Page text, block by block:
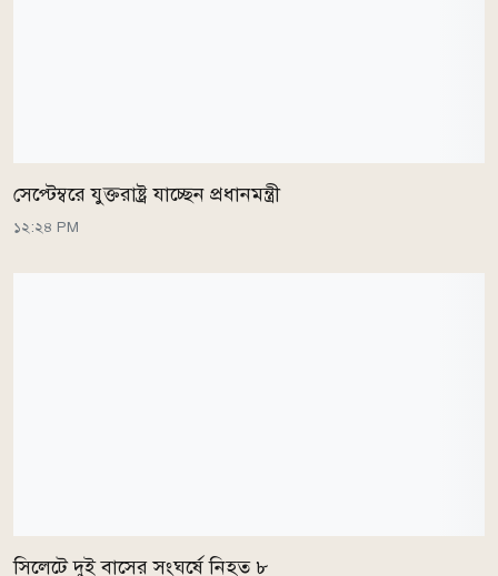
সেপ্টেম্বরে যুক্তরাষ্ট্র যাচ্ছেন প্রধানমন্ত্রী
১২:২৪ PM
সিলেটে দুই বাসের সংঘর্ষে নিহত ৮